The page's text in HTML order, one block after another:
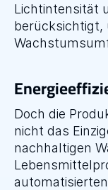
Lichtintensität
berücksichtigt,
Doch die
nicht das
nachhaltigen